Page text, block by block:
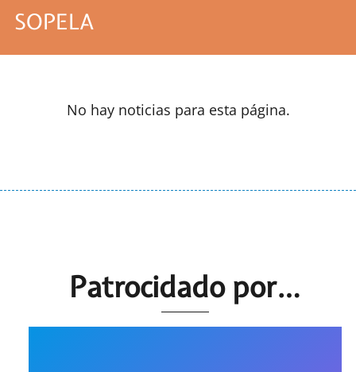
SOPELA
No hay noticias para esta página.
Patrocidado por…